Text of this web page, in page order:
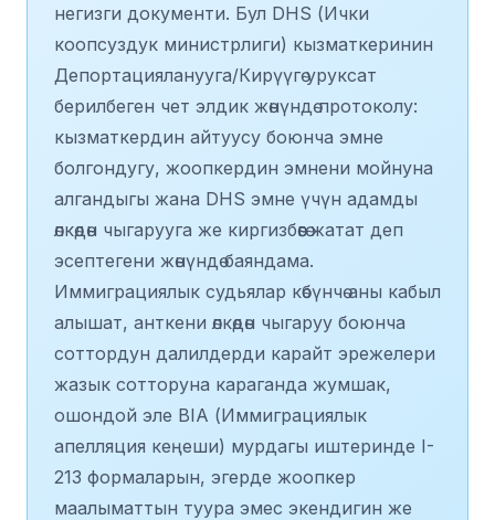
негизги документи. Бул DHS (Ички
коопсуздук министрлиги) кызматкеринин
Депортацияланууга/Кирүүгө уруксат
берилбеген чет элдик жөнүндө протоколу:
кызматкердин айтуусу боюнча эмне
болгондугу, жоопкердин эмнени мойнуна
алгандыгы жана DHS эмне үчүн адамды
өлкөдөн чыгарууга же киргизбөөгө жатат деп
эсептегени жөнүндө баяндама.
Иммиграциялык судьялар көбүнчө аны кабыл
алышат, анткени өлкөдөн чыгаруу боюнча
соттордун далилдерди карайт эрежелери
жазык сотторуна караганда жумшак,
ошондой эле BIA (Иммиграциялык
апелляция кеңеши) мурдагы иштеринде I-
213 формаларын, эгерде жоопкер
маалыматтын туура эмес экендигин же